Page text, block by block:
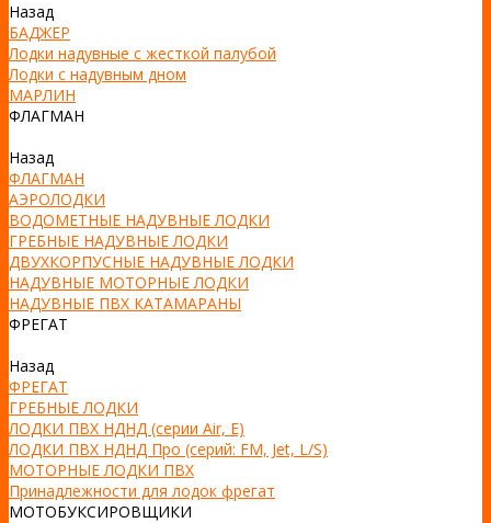
Назад
БАДЖЕР
Лодки надувные с жесткой палубой
Лодки с надувным дном
МАРЛИН
ФЛАГМАН
Назад
ФЛАГМАН
АЭРОЛОДКИ
ВОДОМЕТНЫЕ НАДУВНЫЕ ЛОДКИ
ГРЕБНЫЕ НАДУВНЫЕ ЛОДКИ
ДВУХКОРПУСНЫЕ НАДУВНЫЕ ЛОДКИ
НАДУВНЫЕ МОТОРНЫЕ ЛОДКИ
НАДУВНЫЕ ПВХ КАТАМАРАНЫ
ФРЕГАТ
Назад
ФРЕГАТ
ГРЕБНЫЕ ЛОДКИ
ЛОДКИ ПВХ НДНД (серии Air, Е)
ЛОДКИ ПВХ НДНД Про (серий: FM, Jet, L/S)
МОТОРНЫЕ ЛОДКИ ПВХ
Принадлежности для лодок фрегат
МОТОБУКСИРОВЩИКИ